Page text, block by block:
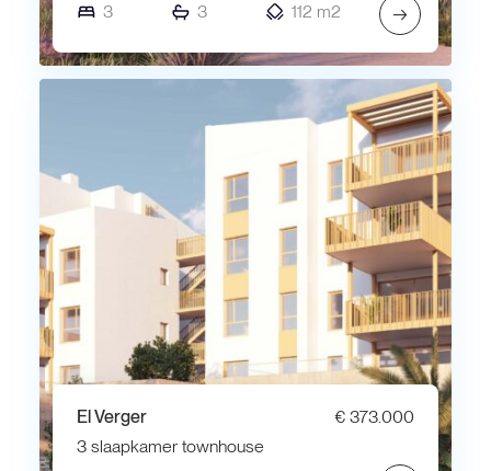
3
3 112 m2 →
El Verger
€ 373.000
3 slaapkamer townhouse